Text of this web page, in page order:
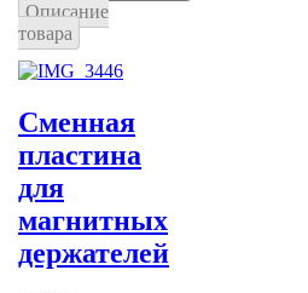
Описание
товара
Сменная
пластина
для
магнитных
держателей